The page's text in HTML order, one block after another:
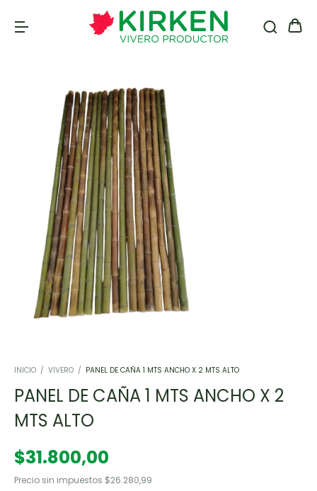
INICIO / VIVERO / PANEL DE CAÑA 1 MTS ANCHO X 2 MTS ALTO
PANEL DE CAÑA 1 MTS ANCHO X 2
MTS ALTO
$31.800,00
Precio sin impuestos $26.280,99